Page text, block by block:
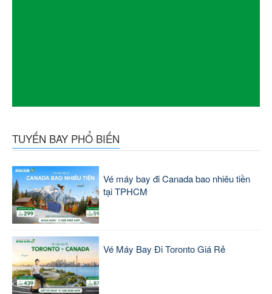
TUYẾN BAY PHỔ BIẾN
Vé máy bay đi Canada bao nhiêu tiền
tại TPHCM
Vé Máy Bay Đi Toronto Giá Rẻ